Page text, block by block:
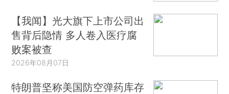
【我闻】光大旗下上市公司出
售背后隐情 多人卷入医疗腐
败案被查
2026年08月07日
特朗普坚称美国防空弹药库存